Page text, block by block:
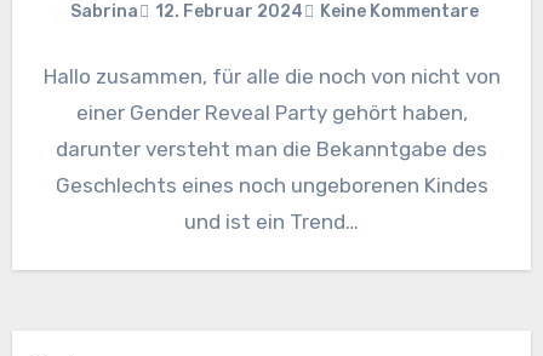
Sabrina 12. Februar 2024 Keine Kommentare
Hallo zusammen, für alle die noch von nicht von
einer Gender Reveal Party gehört haben,
darunter versteht man die Bekanntgabe des
Geschlechts eines noch ungeborenen Kindes
und ist ein Trend…